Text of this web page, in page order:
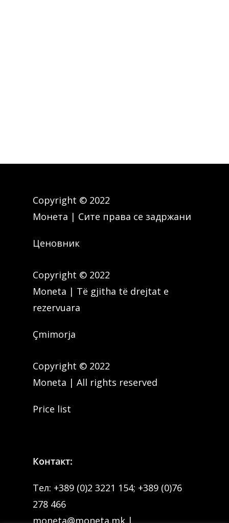
Copyright © 2022
Монета | Сите права се задржани
Ценовник
Copyright © 2022
Moneta | Të gjitha të drejtat e
rezervuara
Çmimorja
Copyright © 2022
Moneta | All rights reserved
Price list
Контакт:
Тел: +389 (0)2 3221 154; +389 (0)76
278 466
moneta@moneta.mk |